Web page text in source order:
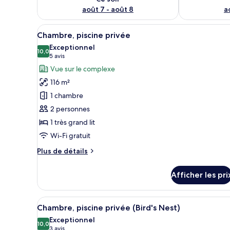
août 7 - août 8
Afficher
toutes
les
photos
pour
ce
type
de
chambre :
Chambre,
piscine
Un bungalow au toit de
8
Chambre, piscine privée
10,010,0 sur 10
Exceptionnel
5 avis
(5 avis)
Vue sur le complexe
116 m²
1 chambre
2 personnes
1 très grand lit
Wi-Fi gratuit
Plus de détails
Plus
Chambre,
piscine
privée
Afficher les
Afficher
toutes
les
Une villa moderne avec
11
Chambre, piscine privée (Bird's Nest)
10,010,0 sur 10
Exceptionnel
3 avis